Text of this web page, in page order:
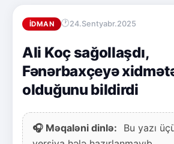
İDMAN 24.Sentyabr.2025
Ali Koç sağollaşdı,
Fənərbaxçeyə
olduğunu bildirdi
🎧 Məqaləni dinlə:
Bu yazı